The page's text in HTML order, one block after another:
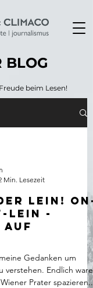
BLOG
beim Lesen!
Min. Lesezeit
Lein! on-
Lein -
auf
Gedanken um
verstehen. Endlich waren
Prater spazieren...